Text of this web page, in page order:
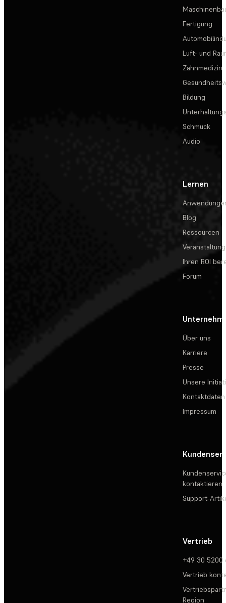
Fertigung
Luft- und
Zahnmedizin
Bildung
Schmuck
Audio
Lernen
Blog
Ressourcen
Ihren ROI
Forum
Über uns
Karriere
Presse
Unsere
Kontaktdaten
Impressum
kontaktieren
Support-
Vertrieb
+49 30 5200
Vertrieb
Region